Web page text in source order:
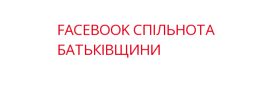
FACEBOOK СПІЛЬНОТА
БАТЬКІВЩИНИ